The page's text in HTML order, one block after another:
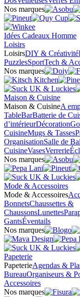
Nos marques
Idées Cadeaux Homme
Loisirs
LoisirsDIY & Créativité
PuzzlesSportTech &
Nos marques
Maison & Cuisine
Maison & CuisineA
TableBarBatterie de
d’intérieurDécoration
CuisineMugs & Tasses
OrganisationSalle de
CuisineVasesVerrerie
Nos marques
Mode & Accessoires
Mode & Accessoires
BonnetsChaussettes &
ChaussonsLunettes
GantsÉventails
Nos marques
Papeterie
PapeterieAgendas &
BureauOrganiseurs &
Accessoires
Nos marques